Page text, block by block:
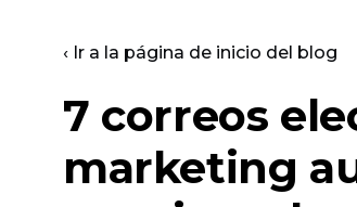
‹ Ir a la página de inicio del blog
7 correos
marketing